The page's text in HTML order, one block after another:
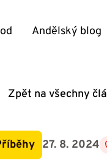
Andělský blog
Zpět na všechny
27. 8. 2024